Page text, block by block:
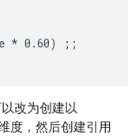
* 0.60) ;;
改为创建以
度，然后创建引用